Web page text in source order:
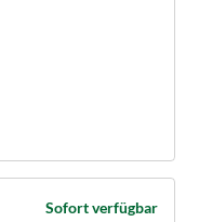
Sofort verfügbar